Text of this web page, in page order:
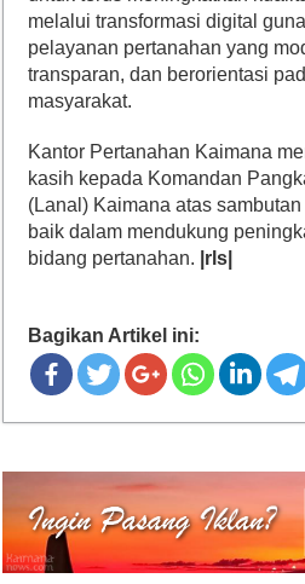
melalui transformasi digital
pelayanan pertanahan yang
transparan, dan berorientasi
masyarakat.
Kantor Pertanahan Kaimana
kasih kepada Komandan
(Lanal) Kaimana atas
baik dalam mendukung
bidang pertanahan. |rls|
Bagikan Artikel ini: